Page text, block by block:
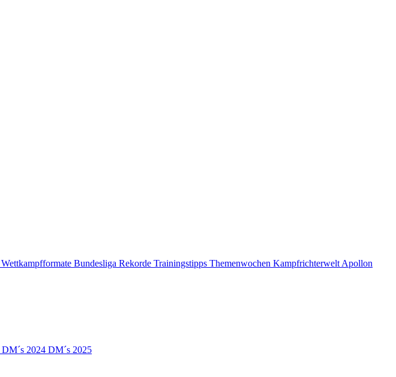
Wettkampfformate Bundesliga Rekorde Trainingstipps Themenwochen Kampfrichterwelt Apollon
DM´s 2024 DM´s 2025